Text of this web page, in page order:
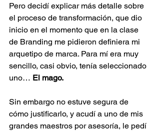
Pero decidí explicar más detalle sobre
el proceso de transformación, que dio
inicio en el momento que en la clase
de Branding me pidieron definiera mi
arquetipo de marca. Para mí era muy
sencillo, casi obvio, tenía seleccionado
uno… El mago.
Sin embargo no estuve segura de
cómo justificarlo, y acudí a uno de mis
grandes maestros por asesoría, le pedí